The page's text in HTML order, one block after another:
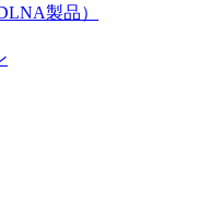
製品）